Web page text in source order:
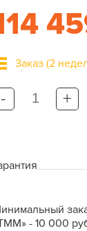
Заказ (2
- +
- 10 000